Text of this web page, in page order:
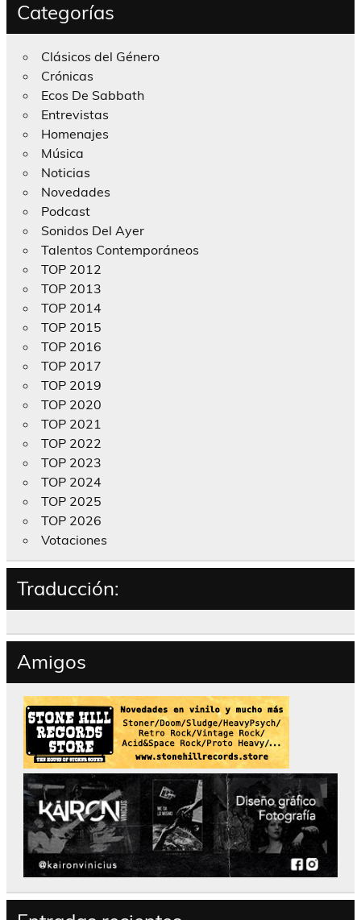
Categorías
Clásicos del Género
Crónicas
Ecos De Sabbath
Entrevistas
Homenajes
Música
Noticias
Novedades
Podcast
Sonidos Del Ayer
Talentos Contemporáneos
TOP 2012
TOP 2013
TOP 2014
TOP 2015
TOP 2016
TOP 2017
TOP 2019
TOP 2020
TOP 2021
TOP 2022
TOP 2023
TOP 2024
TOP 2025
TOP 2026
Votaciones
Traducción:
Amigos